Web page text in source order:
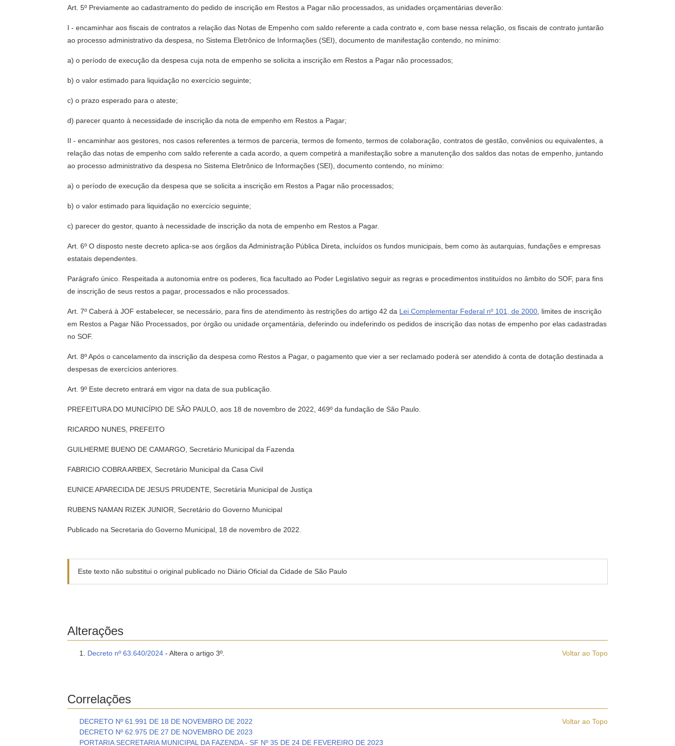
Art. 5º Previamente ao cadastramento do pedido de inscrição em Restos a Pagar não processados, as unidades orçamentárias deverão:
I - encaminhar aos fiscais de contratos a relação das Notas de Empenho com saldo referente a cada contrato e, com base nessa relação, os fiscais de contrato juntarão
ao processo administrativo da despesa, no Sistema Eletrônico de Informações (SEI), documento de manifestação contendo, no mínimo:
a) o período de execução da despesa cuja nota de empenho se solicita a inscrição em Restos a Pagar não processados;
b) o valor estimado para liquidação no exercício seguinte;
c) o prazo esperado para o ateste;
d) parecer quanto à necessidade de inscrição da nota de empenho em Restos a Pagar;
II - encaminhar aos gestores, nos casos referentes a termos de parceria, termos de fomento, termos de colaboração, contratos de gestão, convênios ou equivalentes, a
relação das notas de empenho com saldo referente a cada acordo, a quem competirá a manifestação sobre a manutenção dos saldos das notas de empenho, juntando
ao processo administrativo da despesa no Sistema Eletrônico de Informações (SEI), documento contendo, no mínimo:
a) o período de execução da despesa que se solicita a inscrição em Restos a Pagar não processados;
b) o valor estimado para liquidação no exercício seguinte;
c) parecer do gestor, quanto à necessidade de inscrição da nota de empenho em Restos a Pagar.
Art. 6º O disposto neste decreto aplica-se aos órgãos da Administração Pública Direta, incluídos os fundos municipais, bem como às autarquias, fundações e empresas
estatais dependentes.
Parágrafo único. Respeitada a autonomia entre os poderes, fica facultado ao Poder Legislativo seguir as regras e procedimentos instituídos no âmbito do SOF, para fins
de inscrição de seus restos a pagar, processados e não processados.
Art. 7º Caberá à JOF estabelecer, se necessário, para fins de atendimento às restrições do artigo 42 da Lei Complementar Federal nº 101, de 2000 , limites de inscrição
em Restos a Pagar Não Processados, por órgão ou unidade orçamentária, deferindo ou indeferindo os pedidos de inscrição das notas de empenho por elas cadastradas
no SOF.
Art. 8º Após o cancelamento da inscrição da despesa como Restos a Pagar, o pagamento que vier a ser reclamado poderá ser atendido à conta de dotação destinada a
despesas de exercícios anteriores.
Art. 9º Este decreto entrará em vigor na data de sua publicação.
PREFEITURA DO MUNICÍPIO DE SÃO PAULO, aos 18 de novembro de 2022, 469º da fundação de São Paulo.
RICARDO NUNES, PREFEITO
GUILHERME BUENO DE CAMARGO, Secretário Municipal da Fazenda
FABRICIO COBRA ARBEX, Secretário Municipal da Casa Civil
EUNICE APARECIDA DE JESUS PRUDENTE, Secretária Municipal de Justiça
RUBENS NAMAN RIZEK JUNIOR, Secretário do Governo Municipal
Publicado na Secretaria do Governo Municipal, 18 de novembro de 2022.
Este texto não substitui o original publicado no Diário Oficial da Cidade de São Paulo
Alterações
Voltar ao Topo
Decreto nº 63.640/2024 - Altera o artigo 3º.
Correlações
Voltar ao Topo
DECRETO Nº 61.991 DE 18 DE NOVEMBRO DE 2022
DECRETO Nº 62.975 DE 27 DE NOVEMBRO DE 2023
PORTARIA SECRETARIA MUNICIPAL DA FAZENDA - SF Nº 35 DE 24 DE FEVEREIRO DE 2023